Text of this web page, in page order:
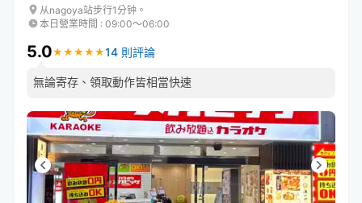
从nagoya站步行1分钟。
本日營業時間 : 09:00〜06:00
5.0★ ★ ★ ★ ★
★ ★ ★ ★ ★14 則評論
無論寄存、領取動作皆相當快速